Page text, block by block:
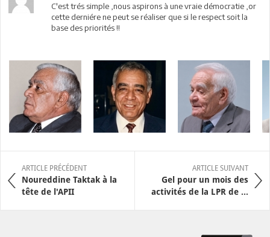
C'est trés simple ,nous aspirons à une vraie démocratie ,or
cette derniére ne peut se réaliser que si le respect soit la
base des priorités !!
ARTICLE PRÉCÉDENT
Noureddine Taktak à la
tête de l'APII
ARTICLE SUIVANT
Gel pour un mois des
activités de la LPR de ...